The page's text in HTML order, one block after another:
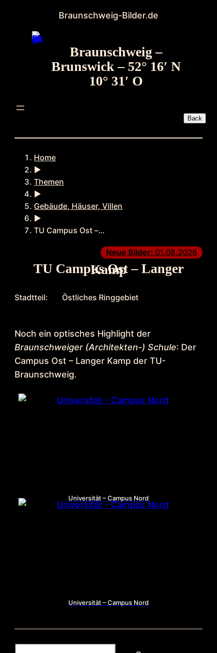
springen
Braunschweig-Bilder.de
Braunschweig –
Brunswick – 52° 16′ N
10° 31′ O
Home
►
Themen
►
Gebäude, Häuser, Villen
►
TU Campus Ost –…
Neue Bilder: 01.08.2026
TU Campus Ost – Langer Kamp
Stadtteil: Östliches Ringgebiet
Noch ein optisches Highlight der
Braunschweiger (Architekten-) Schule: Der
Campus Ost – Langer Kamp der TU-
Braunschweig.
Universität – Campus Nord
Universität – Campus Nord